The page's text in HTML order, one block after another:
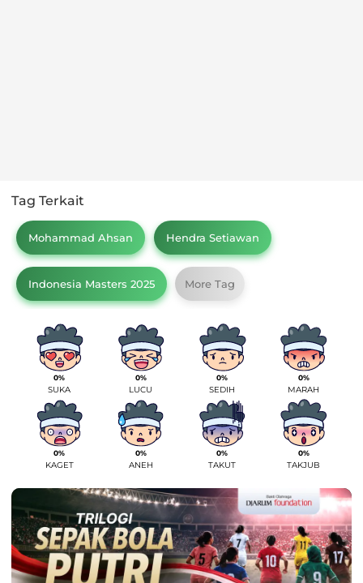
Tag Terkait
Mohammad Ahsan Hendra Setiawan
Indonesia Masters 2025 More Tag
0%
SUKA
0%
LUCU
0%
SEDIH
0%
MARAH
0%
KAGET
0%
ANEH
0%
TAKUT
0%
TAKJUB